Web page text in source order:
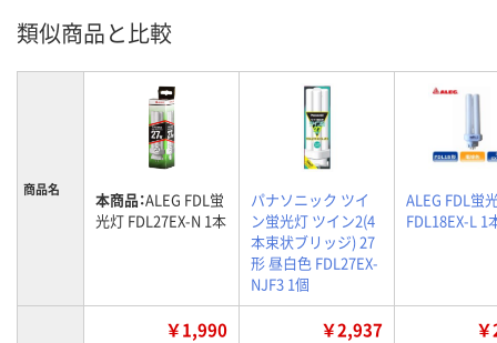
類似商品と比較
商品名 本商品：ALEG FDL蛍
光灯 FDL27EX-N 1本
パナソニック ツイ
ン蛍光灯 ツイン2(4
本束状ブリッジ) 27
形 昼白色 FDL27EX-
NJF3 1個
ALEG FDL蛍
FDL18EX-L 1
￥1,990 ￥2,937